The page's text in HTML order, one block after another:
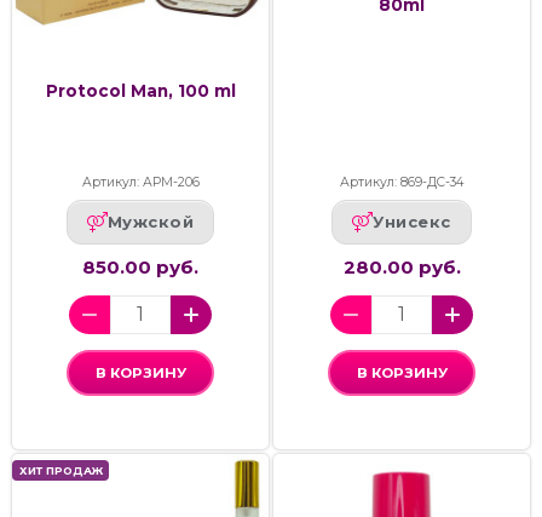
Protocol Man, 100 ml
Артикул: АРМ-206
Мужской
850.00 руб.
В КОРЗИНУ
80ml
Артикул: 869-ДС-34
Унисекс
280.00 руб.
В КОРЗИНУ
ХИТ ПРОДАЖ